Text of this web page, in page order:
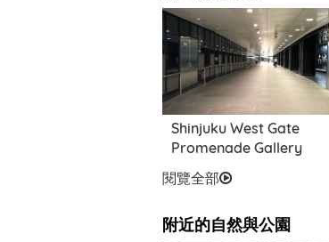
新宿站西口廣場活動空間
Shinjuku West Gate
Promenade Gallery
閱覽全部
附近的自然與公園